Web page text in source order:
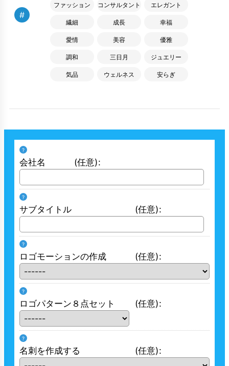
#
ファッション コンサルタント エレガント
繊細 成長 幸福
愛情 美容 優雅
調和 三日月 ジュエリー
気品 ウェルネス 安らぎ
?
会社名 (任意):
?
サブタイトル (任意):
?
ロゴモーションの作成 (任意):
?
ロゴパターン８点セット (任意):
?
名刺を作成する (任意):